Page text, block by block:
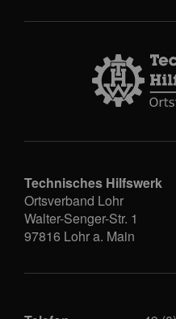
Technisches Hilfswerk
Ortsverband Lohr
Walter-Senger-Str. 1
97816 Lohr a. Main